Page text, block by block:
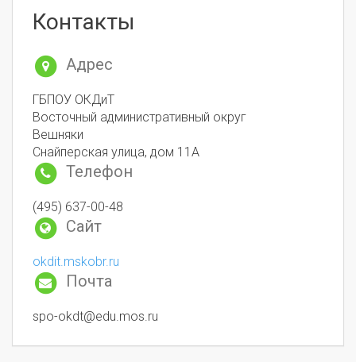
Контакты
Адрес
ГБПОУ ОКДиТ
Восточный административный округ
Вешняки
Снайперская улица, дом 11А
Телефон
(495) 637-00-48
Сайт
okdit.mskobr.ru
Почта
spo-okdt@edu.mos.ru